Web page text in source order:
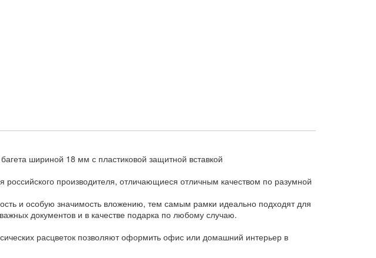
шириной 18 мм с пластиковой защитной вставкой
производителя, отличающиеся отличным качеством по разумной
и особую значимость вложению, тем самым рамки идеально подходят для
документов и в качестве подарка по любому случаю.
расцветок позволяют оформить офис или домашний интерьер в